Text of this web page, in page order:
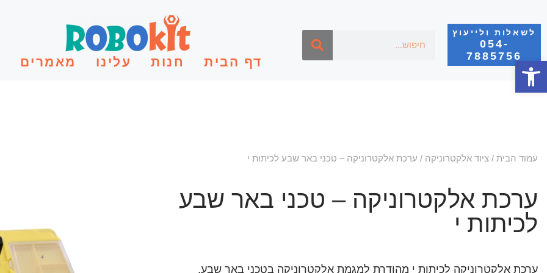
פתח סרגל נגישות
לשאלות ולייעוץ
054-
7885756
דף הבית חנות עלינו מאמרים
עמוד הבית / ציוד אלקטרוניקה / ערכת אלקטרוניקה – טכני באר שבע לכיתות י
ערכת אלקטרוניקה – טכני באר שבע
לכיתות י
ערכת אלקטרוניקה לכיתות י מהודרת למגמת אלקטרוניקה בטכני באר שבע.